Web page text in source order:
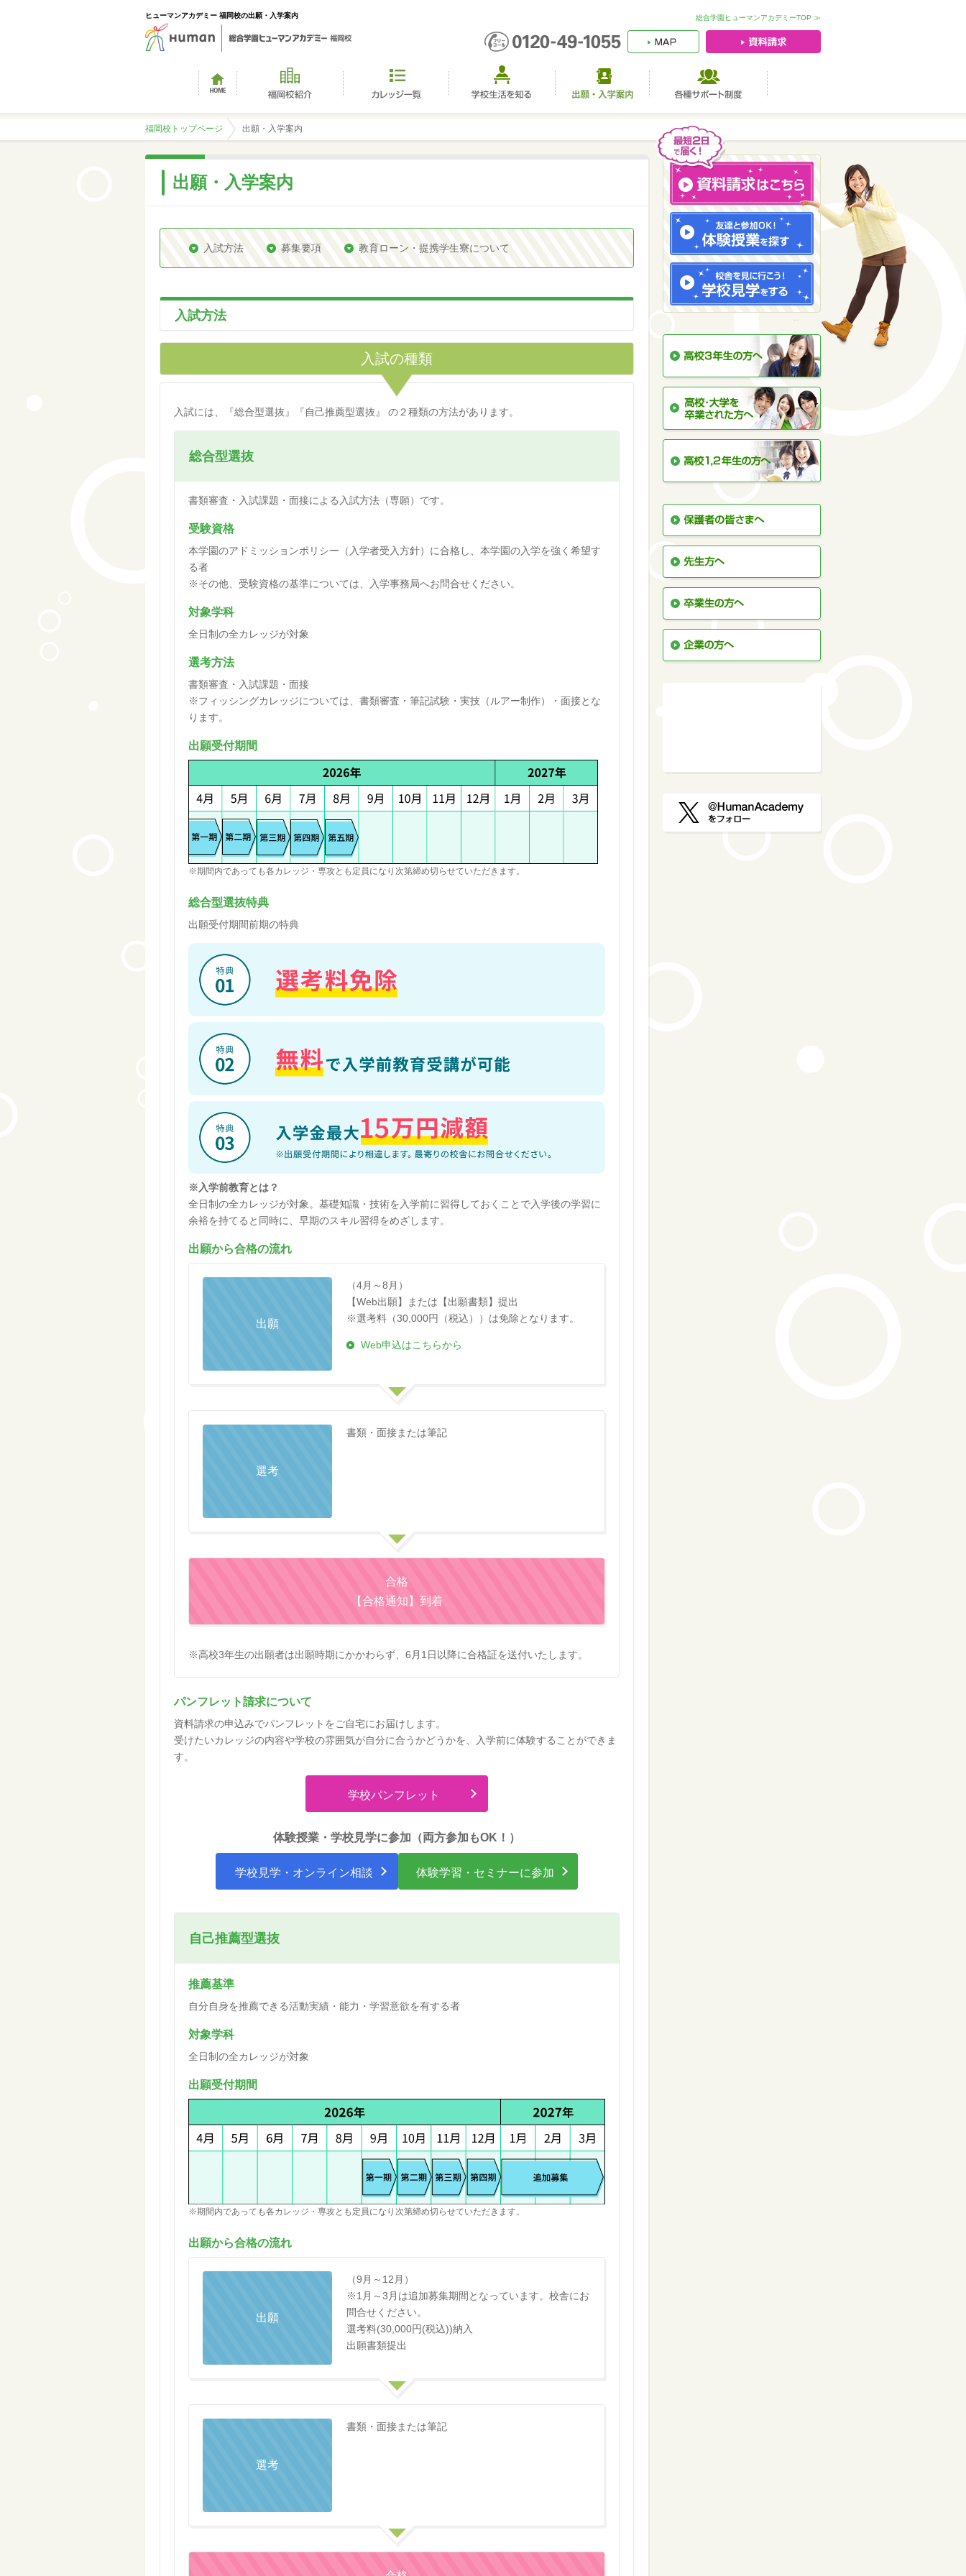
ヒューマンアカデミー 福岡校の出願・入学案内 総合学園ヒューマンアカデミーTOP ≫
福岡校トップページ 出願・入学案内
出願・入学案内
入試方法 募集要項 教育ローン・提携学生寮について
入試方法
入試の種類
入試には、『総合型選抜』『自己推薦型選抜』 の２種類の方法があります。
総合型選抜
書類審査・入試課題・面接による入試方法（専願）です。
受験資格
本学園のアドミッションポリシー（入学者受入方針）に合格し、本学園の入学を強く希望す
る者
※その他、受験資格の基準については、入学事務局へお問合せください。
対象学科
全日制の全カレッジが対象
選考方法
書類審査・入試課題・面接
※フィッシングカレッジについては、書類審査・筆記試験・実技（ルアー制作）・面接とな
ります。
出願受付期間
※期間内であっても各カレッジ・専攻とも定員になり次第締め切らせていただきます。
総合型選抜特典
出願受付期間前期の特典
※入学前教育とは？
全日制の全カレッジが対象。基礎知識・技術を入学前に習得しておくことで入学後の学習に
余裕を持てると同時に、早期のスキル習得をめざします。
出願から合格の流れ
出願
（4月～8月）
【Web出願】または【出願書類】提出
※選考料（30,000円（税込））は免除となります。
Web申込はこちらから
選考
書類・面接または筆記
合格
【合格通知】到着
※高校3年生の出願者は出願時期にかかわらず、6月1日以降に合格証を送付いたします。
パンフレット請求について
資料請求の申込みでパンフレットをご自宅にお届けします。
受けたいカレッジの内容や学校の雰囲気が自分に合うかどうかを、入学前に体験することができま
す。
学校パンフレット
体験授業・学校見学に参加（両方参加もOK！）
学校見学・オンライン相談 体験学習・セミナーに参加
自己推薦型選抜
推薦基準
自分自身を推薦できる活動実績・能力・学習意欲を有する者
対象学科
全日制の全カレッジが対象
出願受付期間
※期間内であっても各カレッジ・専攻とも定員になり次第締め切らせていただきます。
出願から合格の流れ
出願
（9月～12月）
※1月～3月は追加募集期間となっています。校舎にお
問合せください。
選考料(30,000円(税込))納入
出願書類提出
選考
書類・面接または筆記